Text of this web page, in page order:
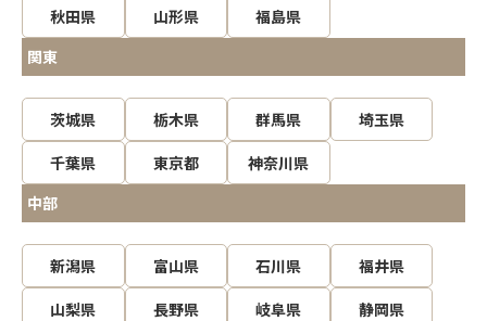
秋田県
山形県
福島県
関東
茨城県 栃木県 群馬県
埼玉県
千葉県
東京都
神奈川県
中部
新潟県 富山県 石川県
福井県
山梨県
長野県 岐阜県
静岡県